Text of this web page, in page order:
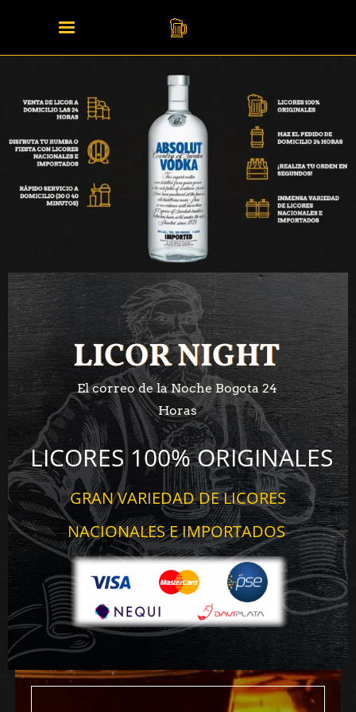
LICOR NIGHT
LICOR NIGHT
El correo de la Noche Bogota 24
Horas
LICORES 100% ORIGINALES
GRAN VARIEDAD DE LICORES
NACIONALES E IMPORTADOS